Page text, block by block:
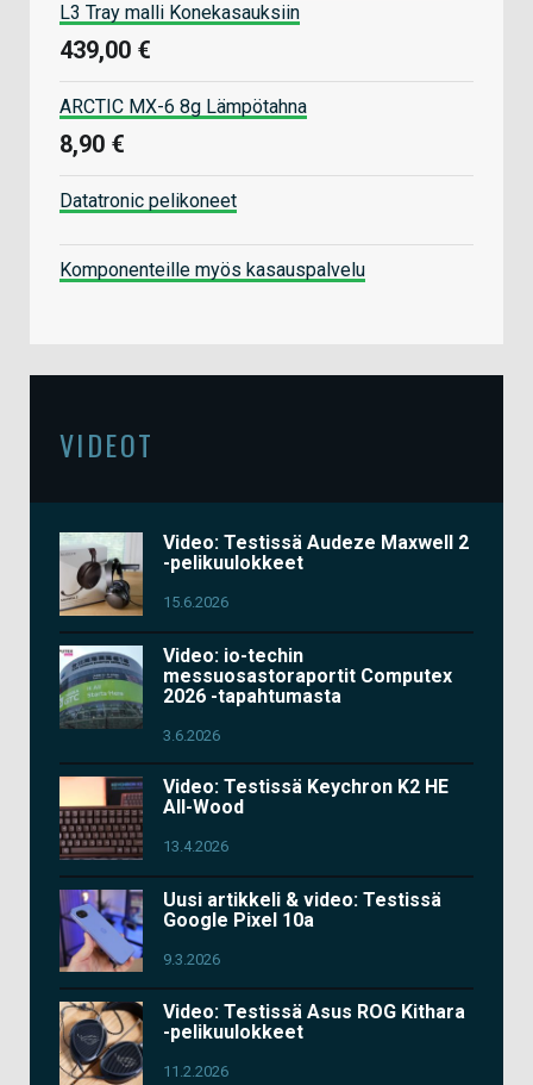
L3 Tray malli Konekasauksiin
439,00 €
ARCTIC MX-6 8g Lämpötahna
8,90 €
Datatronic pelikoneet
Komponenteille myös kasauspalvelu
VIDEOT
Video: Testissä Audeze Maxwell 2
-pelikuulokkeet
15.6.2026
Video: io-techin
messuosastoraportit Computex
2026 -tapahtumasta
3.6.2026
Video: Testissä Keychron K2 HE
All-Wood
13.4.2026
Uusi artikkeli & video: Testissä
Google Pixel 10a
9.3.2026
Video: Testissä Asus ROG Kithara
-pelikuulokkeet
11.2.2026